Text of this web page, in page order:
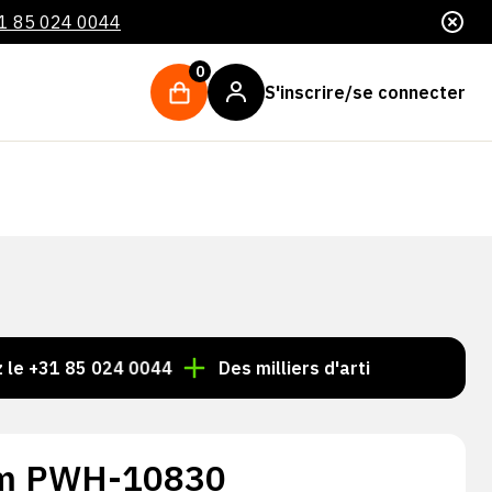
85 024 0044
0
S'inscrire/se connecter
024 0044 Des milliers d'articles toujours en
PWH-10830